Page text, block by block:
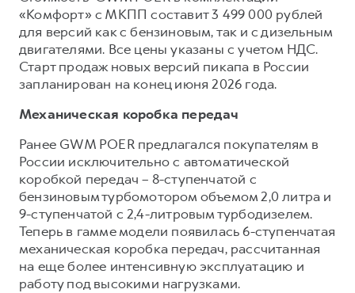
АКСЕССУАРЫ HAVAL
Автомобильные аксессуары
Коллекция CITY
Коллекция Детская
Автомобильные аксессуары
Коллекция CITY
Коллекция Базовая
Коллекция Детская
«Комфорт» с МКПП составит 3 499 000 рублей
для версий как с бензиновым, так и с дизельным
двигателями. Все цены указаны с учетом НДС.
Старт продаж новых версий пикапа в России
запланирован на конец июня 2026 года.
Механическая коробка передач
Ранее GWM POER предлагался покупателям в
России исключительно с автоматической
коробкой передач – 8-ступенчатой с
бензиновым турбомотором объемом 2,0 литра и
9-ступенчатой с 2,4-литровым турбодизелем.
Теперь в гамме модели появилась 6-ступенчатая
механическая коробка передач, рассчитанная
на еще более интенсивную эксплуатацию и
работу под высокими нагрузками.